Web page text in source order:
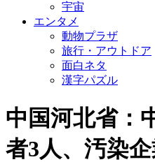
宇宙
エンタメ
動物プラザ
旅行・アウトドア
面白ネタ
漢字パズル
中国河北省：
者3人、汚染